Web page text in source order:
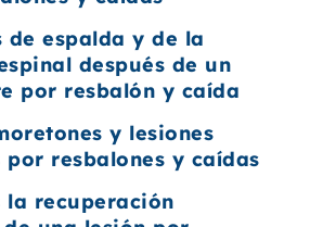
de espalda y de la
después de un
por resbalón y caída
y lesiones
por resbalones y caídas
la recuperación